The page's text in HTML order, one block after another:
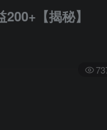
【揭秘】